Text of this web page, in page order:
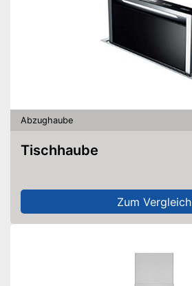
Abzughaube
Tischhaube
Zum Vergleich